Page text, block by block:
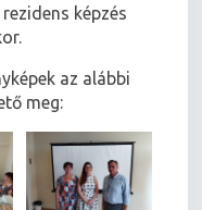
képzés
az alábbi
meg: